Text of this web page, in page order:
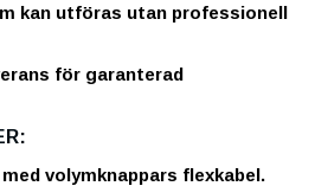
kan utföras utan professionell
för garanterad
volymknappars flexkabel.